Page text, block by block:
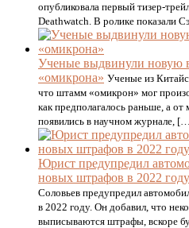
опубликовала первый тизер-
Deathwatch. В ролике показали
Ученые выдвинули новую
«омикрона» Ученые из
что штамм «омикрон» мог
как предполагалось раньше, а
появились в научном журнале,
Юрист предупредил
новых штрафов в 2022 году
Соловьев предупредил
в 2022 году. Он добавил, что
выписываются штрафы, вскоре